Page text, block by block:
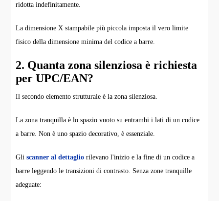
ridotta indefinitamente.
La dimensione X stampabile più piccola imposta il vero limite
fisico della dimensione minima del codice a barre.
2. Quanta zona silenziosa è richiesta
per UPC/EAN?
Il secondo elemento strutturale è la zona silenziosa.
La zona tranquilla è lo spazio vuoto su entrambi i lati di un codice
a barre. Non è uno spazio decorativo, è essenziale.
Gliscanner al dettaglio rilevano l'inizio e la fine di un codice a
barre leggendo le transizioni di contrasto. Senza zone tranquille
adeguate: